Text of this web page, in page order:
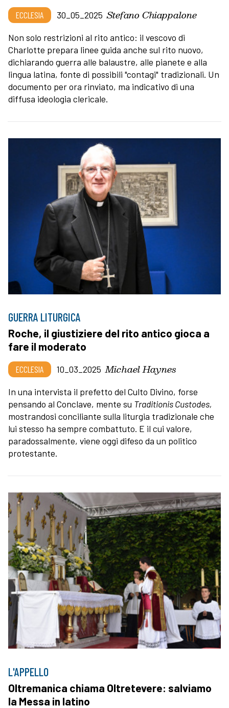
ECCLESIA 30_05_2025 Stefano Chiappalone
Non solo restrizioni al rito antico: il vescovo di
Charlotte prepara linee guida anche sul rito nuovo,
dichiarando guerra alle balaustre, alle pianete e alla
lingua latina, fonte di possibili "contagi" tradizionali. Un
documento per ora rinviato, ma indicativo di una
diffusa ideologia clericale.
GUERRA LITURGICA
Roche, il giustiziere del rito antico gioca a
fare il moderato
ECCLESIA 10_03_2025 Michael Haynes
In una intervista il prefetto del Culto Divino, forse
pensando al Conclave, mente su Traditionis Custodes,
mostrandosi conciliante sulla liturgia tradizionale che
lui stesso ha sempre combattuto. E il cui valore,
paradossalmente, viene oggi difeso da un politico
protestante.
L'APPELLO
Oltremanica chiama Oltretevere: salviamo
la Messa in latino